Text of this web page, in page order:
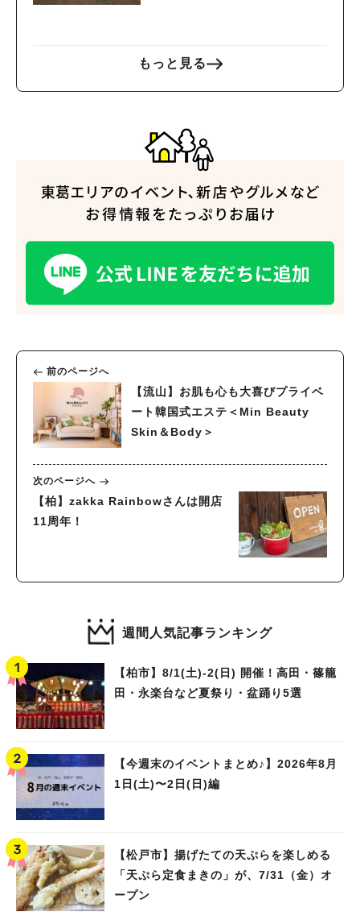
もっと見る
前のページへ
【流山】お肌も心も大喜びプライベ
ート韓国式エステ＜Min Beauty
Skin＆Body＞
次のページへ
【柏】zakka Rainbowさんは開店
11周年！
週間人気記事ランキング
【柏市】8/1(土)‐2(日) 開催！高田・篠籠
田・永楽台など夏祭り・盆踊り5選
【今週末のイベントまとめ♪】2026年8月
1日(土)〜2日(日)編
【松戸市】揚げたての天ぷらを楽しめる
「天ぷら定食まきの」が、7/31（金）オ
ープン